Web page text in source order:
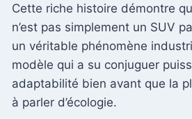
Cette riche histoire démontre
n’est pas simplement un SUV
un véritable phénomène
modèle qui a su conjuguer
adaptabilité bien avant que la
à parler d’écologie.